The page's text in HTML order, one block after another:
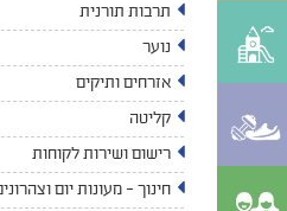
תרבות תורנית
נוער
אזרחים ותיקים
קליטה
רישום ושירות לקוחות
חינוך - מעונות יום